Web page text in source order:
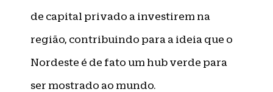
de capital privado a investirem na
região, contribuindo para a ideia que o
Nordeste é de fato um hub verde para
ser mostrado ao mundo.